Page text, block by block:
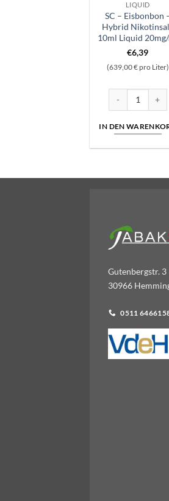
LIQUID
SC – Eisbonbon
Hybrid
10ml Liquid
€6,39
(639,00 € pro Liter)
IN DEN
Gutenbergstr. 3
30966
0511